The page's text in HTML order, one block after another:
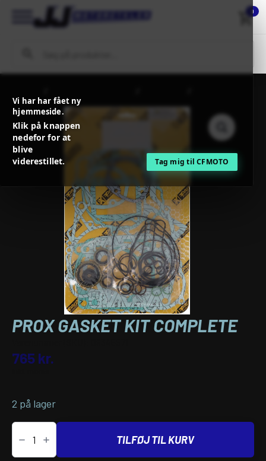
Vi har har fået ny
hjemmeside.
Klik på knappen
nedefor for at
blive
viderestillet.
Tag mig til CFMOTO
0
KIT COMPLETE
PROX GASKET KIT COMPLETE
765 kr.
2 på lager
PROX
GASKET
KIT
COMPLETE
TILFØJ TIL KURV